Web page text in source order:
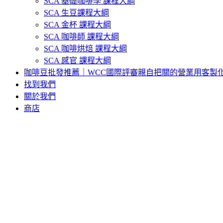
SCA 生豆課程大綱
SCA 金杯 課程大綱
SCA 咖啡師 課程大綱
SCA 咖啡烘焙 課程大綱
SCA 感官 課程大綱
咖啡豆批發推薦｜WCC國際評審親自把關的營業用客製
找到我們
關於我們
商店